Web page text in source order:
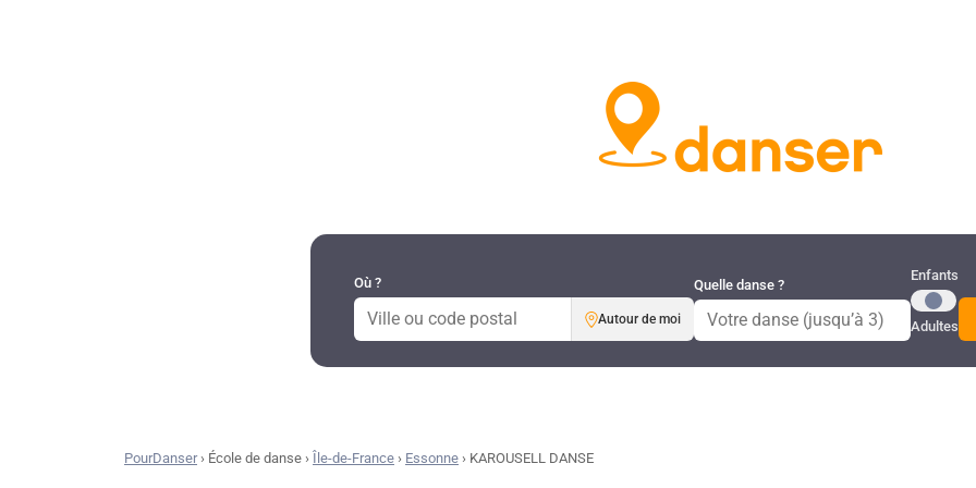
Où ?
Autour de moi
Quelle danse ?
Enfants
Adultes
PourDanser› École de danse › Île-de-France › Essonne › KAROUSELL DANSE